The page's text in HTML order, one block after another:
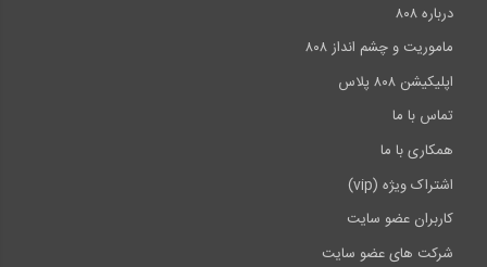
درباره ۸۰۸
ماموریت و چشم انداز ۸۰۸
اپلیکیشن ۸۰۸ پلاس
تماس با ما
همکاری با ما
اشتراک ویژه (vip)
کاربران عضو سایت
شرکت های عضو سایت